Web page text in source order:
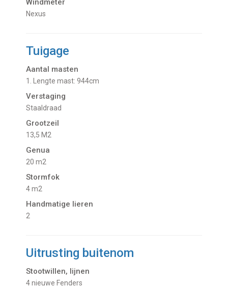
Windmeter
Nexus
Tuigage
Aantal masten
1. Lengte mast: 944cm
Verstaging
Staaldraad
Grootzeil
13,5 M2
Genua
20 m2
Stormfok
4 m2
Handmatige lieren
2
Uitrusting buitenom
Stootwillen, lijnen
4 nieuwe Fenders